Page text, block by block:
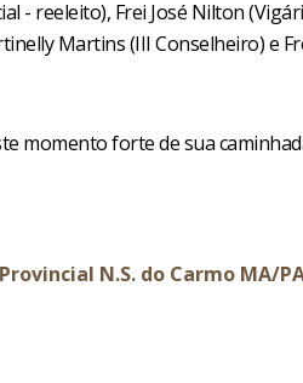
- reeleito), Frei José Nilton
Martins (III Conselheiro) e
momento forte de sua
N.S. do Carmo MA/